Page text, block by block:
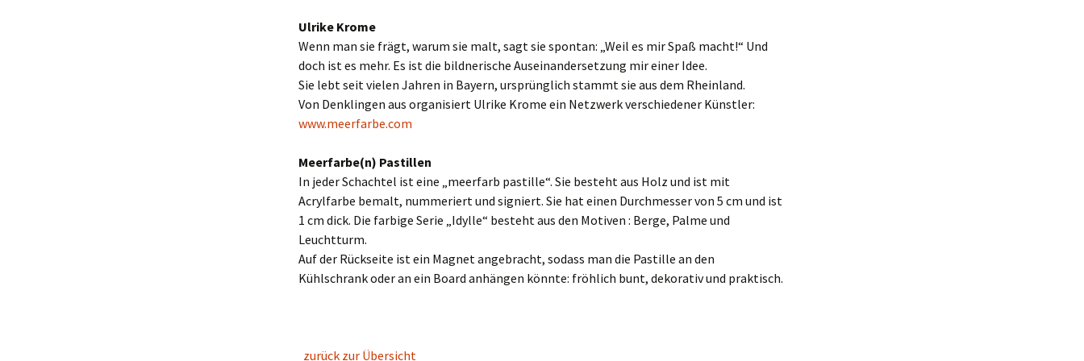
Ulrike Krome
Wenn man sie frägt, warum sie malt, sagt sie spontan: „Weil es mir Spaß macht!“ Und
doch ist es mehr. Es ist die bildnerische Auseinandersetzung mir einer Idee.
Sie lebt seit vielen Jahren in Bayern, ursprünglich stammt sie aus dem Rheinland.
Von Denklingen aus organisiert Ulrike Krome ein Netzwerk verschiedener Künstler:
www.meerfarbe.com
Meerfarbe(n) Pastillen
In jeder Schachtel ist eine „meerfarb pastille“. Sie besteht aus Holz und ist mit
Acrylfarbe bemalt, nummeriert und signiert. Sie hat einen Durchmesser von 5 cm und ist
1 cm dick. Die farbige Serie „Idylle“ besteht aus den Motiven : Berge, Palme und
Leuchtturm.
Auf der Rückseite ist ein Magnet angebracht, sodass man die Pastille an den
Kühlschrank oder an ein Board anhängen könnte: fröhlich bunt, dekorativ und praktisch.
zurück zur Übersicht